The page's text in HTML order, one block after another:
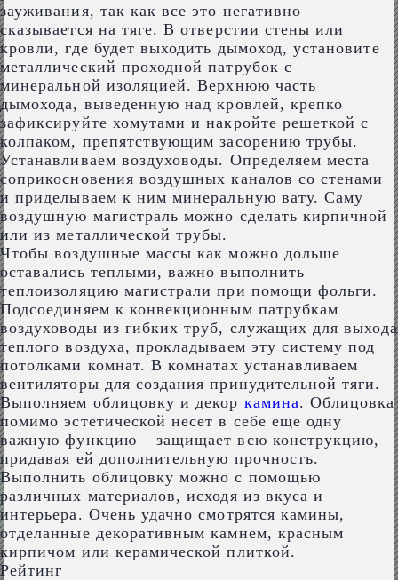
зауживания, так как все это негативно
сказывается на тяге. В отверстии стены или
кровли, где будет выходить дымоход, установите
металлический проходной патрубок с
минеральной изоляцией. Верхнюю часть
дымохода, выведенную над кровлей, крепко
зафиксируйте хомутами и накройте решеткой с
колпаком, препятствующим засорению трубы.
Устанавливаем воздуховоды. Определяем места
соприкосновения воздушных каналов со стенами
и приделываем к ним минеральную вату. Саму
воздушную магистраль можно сделать кирпичной
или из металлической трубы.
Чтобы воздушные массы как можно дольше
оставались теплыми, важно выполнить
теплоизоляцию магистрали при помощи фольги.
Подсоединяем к конвекционным патрубкам
воздуховоды из гибких труб, служащих для выхода
теплого воздуха, прокладываем эту систему под
потолками комнат. В комнатах устанавливаем
вентиляторы для создания принудительной тяги.
Выполняем облицовку и декор камина. Облицовка
помимо эстетической несет в себе еще одну
важную функцию – защищает всю конструкцию,
придавая ей дополнительную прочность.
Выполнить облицовку можно с помощью
различных материалов, исходя из вкуса и
интерьера. Очень удачно смотрятся камины,
отделанные декоративным камнем, красным
кирпичом или керамической плиткой.
Рейтинг